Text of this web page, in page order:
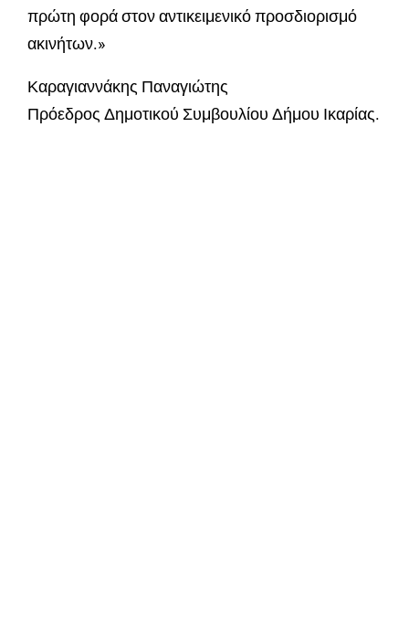
πρώτη φορά στον αντικειμενικό προσδιορισμό
ακινήτων.»
Καραγιαννάκης Παναγιώτης
Πρόεδρος Δημοτικού Συμβουλίου Δήμου Ικαρίας.